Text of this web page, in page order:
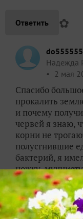
Ответить ✿
do555555
Надежда
2 мая
Спасибо
прокалить
и почему
червей я знаю,
корни не
полусгнившие
бактерий, я
ножку,
другую гадость.
мороз
никаких нет и
завести на